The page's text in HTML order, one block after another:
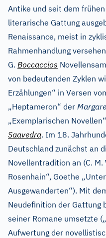
Antike und seit dem
literarische Gattung
Renaissance, meist in
Rahmenhandlung
G. Boccaccios
von bedeutenden Zyklen
Erzählungen“ in Versen
„Heptameron“ der
„Exemplarischen
Saavedra. Im 18.
Deutschland zunächst an
Novellentradition an (C.
Rosenhain“, Goethe
Ausgewanderten“). Mit
Neudefinition der Gattung
seiner Romane umsetzte
Aufwertung der